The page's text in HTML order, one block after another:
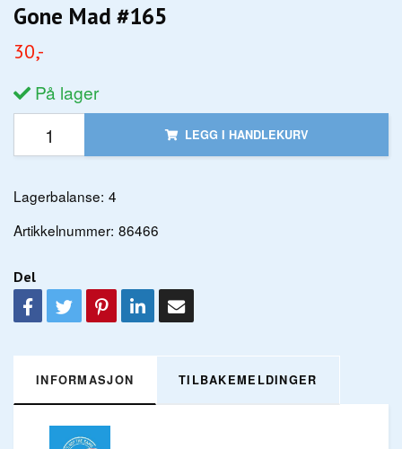
Gone Mad #165
30,-
På lager
LEGG I HANDLEKURV
Lagerbalanse: 4
Artikkelnummer: 86466
Del
INFORMASJON TILBAKEMELDINGER